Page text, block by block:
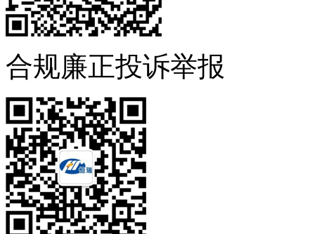
合规廉正投诉举报